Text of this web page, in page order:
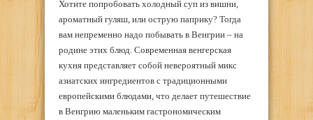
Хотите попробовать холодный суп из вишни,
ароматный гуляш, или острую паприку? Тогда
вам непременно надо побывать в Венгрии – на
родине этих блюд. Современная венгерская
кухня представляет собой невероятный микс
азиатских ингредиентов с традиционными
европейскими блюдами, что делает путешествие
в Венгрию маленьким гастрономическим